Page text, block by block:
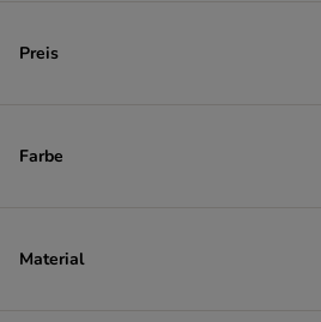
Preis
Farbe
Material